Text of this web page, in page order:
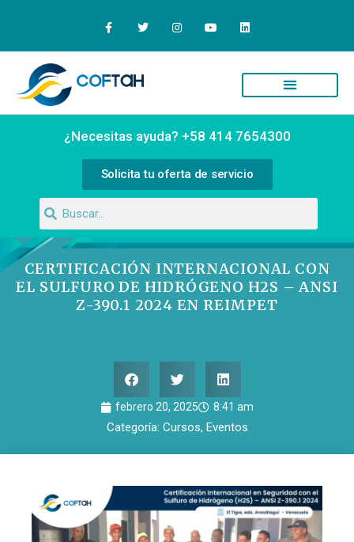
¿Necesitas ayuda? +58 414 7654300
Solicita tu oferta de servicio
CERTIFICACIÓN INTERNACIONAL CON
EL SULFURO DE HIDRÓGENO H2S – ANSI
Z-390.1 2024 EN REIMPET
febrero 20, 2025 8:41 am
Categoría: Cursos, Eventos